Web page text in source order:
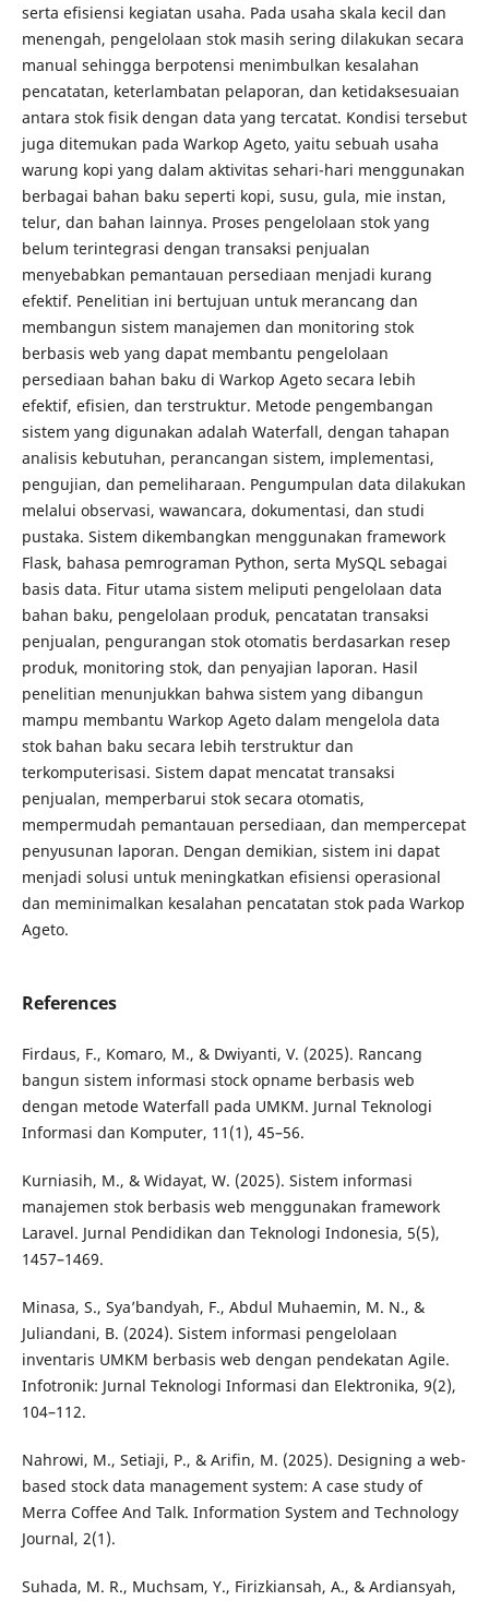
serta efisiensi kegiatan usaha. Pada usaha skala kecil dan
menengah, pengelolaan stok masih sering dilakukan secara
manual sehingga berpotensi menimbulkan kesalahan
pencatatan, keterlambatan pelaporan, dan ketidaksesuaian
antara stok fisik dengan data yang tercatat. Kondisi tersebut
juga ditemukan pada Warkop Ageto, yaitu sebuah usaha
warung kopi yang dalam aktivitas sehari-hari menggunakan
berbagai bahan baku seperti kopi, susu, gula, mie instan,
telur, dan bahan lainnya. Proses pengelolaan stok yang
belum terintegrasi dengan transaksi penjualan
menyebabkan pemantauan persediaan menjadi kurang
efektif. Penelitian ini bertujuan untuk merancang dan
membangun sistem manajemen dan monitoring stok
berbasis web yang dapat membantu pengelolaan
persediaan bahan baku di Warkop Ageto secara lebih
efektif, efisien, dan terstruktur. Metode pengembangan
sistem yang digunakan adalah Waterfall, dengan tahapan
analisis kebutuhan, perancangan sistem, implementasi,
pengujian, dan pemeliharaan. Pengumpulan data dilakukan
melalui observasi, wawancara, dokumentasi, dan studi
pustaka. Sistem dikembangkan menggunakan framework
Flask, bahasa pemrograman Python, serta MySQL sebagai
basis data. Fitur utama sistem meliputi pengelolaan data
bahan baku, pengelolaan produk, pencatatan transaksi
penjualan, pengurangan stok otomatis berdasarkan resep
produk, monitoring stok, dan penyajian laporan. Hasil
penelitian menunjukkan bahwa sistem yang dibangun
mampu membantu Warkop Ageto dalam mengelola data
stok bahan baku secara lebih terstruktur dan
terkomputerisasi. Sistem dapat mencatat transaksi
penjualan, memperbarui stok secara otomatis,
mempermudah pemantauan persediaan, dan mempercepat
penyusunan laporan. Dengan demikian, sistem ini dapat
menjadi solusi untuk meningkatkan efisiensi operasional
dan meminimalkan kesalahan pencatatan stok pada Warkop
Ageto.
References
Firdaus, F., Komaro, M., & Dwiyanti, V. (2025). Rancang
bangun sistem informasi stock opname berbasis web
dengan metode Waterfall pada UMKM. Jurnal Teknologi
Informasi dan Komputer, 11(1), 45–56.
Kurniasih, M., & Widayat, W. (2025). Sistem informasi
manajemen stok berbasis web menggunakan framework
Laravel. Jurnal Pendidikan dan Teknologi Indonesia, 5(5),
1457–1469.
Minasa, S., Sya’bandyah, F., Abdul Muhaemin, M. N., &
Juliandani, B. (2024). Sistem informasi pengelolaan
inventaris UMKM berbasis web dengan pendekatan Agile.
Infotronik: Jurnal Teknologi Informasi dan Elektronika, 9(2),
104–112.
Nahrowi, M., Setiaji, P., & Arifin, M. (2025). Designing a web-
based stock data management system: A case study of
Merra Coffee And Talk. Information System and Technology
Journal, 2(1).
Suhada, M. R., Muchsam, Y., Firizkiansah, A., & Ardiansyah,